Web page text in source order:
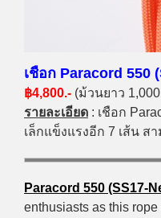
เชือก Paracord 550
฿4,800.- (ม้วนยาว
รายละเอียด : เชือก
เล็กแข็งแรงอีก 7 เส้น
Paracord 550 (SS17-
enthusiasts as this